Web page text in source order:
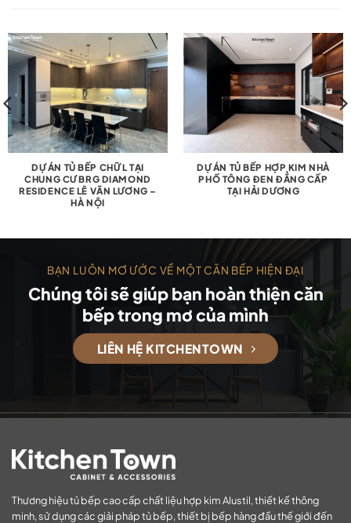
DỰ ÁN TỦ BẾP CHỮ L TẠI
CHUNG CƯ BRG DIAMOND
RESIDENCE LÊ VĂN LƯƠNG –
HÀ NỘI
DỰ ÁN TỦ BẾP HỢP KIM NHÀ
PHỐ TÔNG ĐEN ĐẲNG CẤP
TẠI HẢI DƯƠNG
BẠN LUÔN MƠ ƯỚC VỀ MỘT CĂN BẾP HIỆN ĐẠI
Chúng tôi sẽ giúp bạn hoàn thiện căn
bếp trong mơ của mình
LIÊN HỆ KITCHENTOWN
Thương hiệu tủ bếp cao cấp chất liệu hợp kim Alustil, thiết kế thông
minh, sử dụng các giải pháp tủ bếp, thiết bị bếp hàng đầu thế giới đến